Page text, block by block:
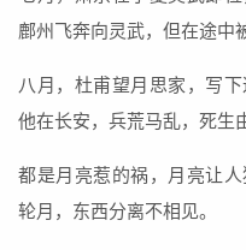
鄜州飞奔向灵武，但在途中
八月，杜甫望月思家，写
他在长安，兵荒马乱，死生
都是月亮惹的祸，月亮让
轮月，东西分离不相见。